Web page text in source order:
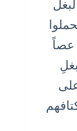
عصاً